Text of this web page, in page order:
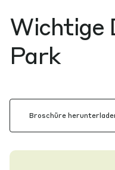
Wichtige
Park
Broschüre